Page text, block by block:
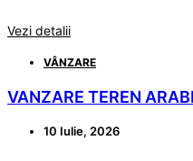
Vezi detalii
VÂNZARE
VANZARE TEREN
10 Iulie, 2026